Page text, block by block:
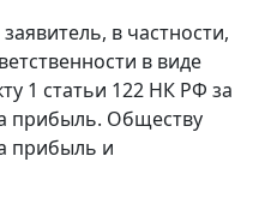
в частности,
в виде
1 статьи 122 НК РФ за
прибыль. Обществу
прибыль и